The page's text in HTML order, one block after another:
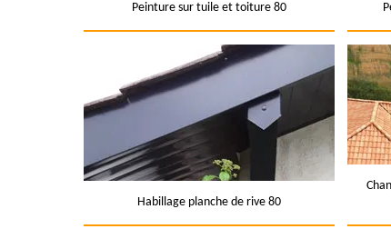
Peinture sur tuile et toiture 80
Habillage planche de rive 80